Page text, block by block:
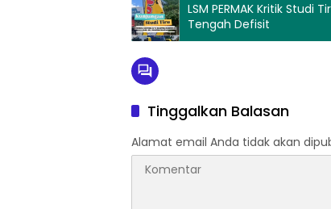
LSM PERMAK Kritik Studi
Tengah Defisit
Tinggalkan Balasan
Alamat email Anda tidak akan